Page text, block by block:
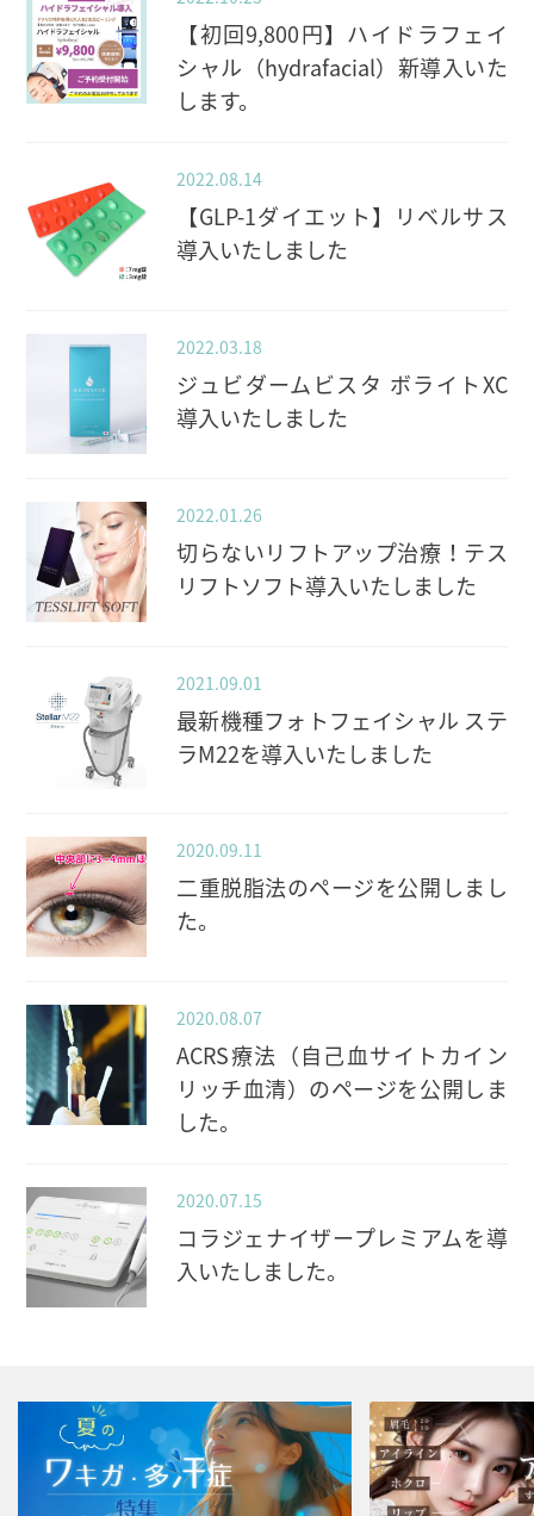
【初回9,800円】ハイドラフェイ
シャル（hydrafacial）新導入いた
します。
2022.08.14
【GLP-1ダイエット】リベルサス
導入いたしました
2022.03.18
ジュビダームビスタ ボライトXC
導入いたしました
2022.01.26
切らないリフトアップ治療！テス
リフトソフト導入いたしました
2021.09.01
最新機種フォトフェイシャル ステ
ラM22を導入いたしました
2020.09.11
二重脱脂法のページを公開しまし
た。
2020.08.07
ACRS療法（自己血サイトカイン
リッチ血清）のページを公開しま
した。
2020.07.15
コラジェナイザープレミアムを導
入いたしました。